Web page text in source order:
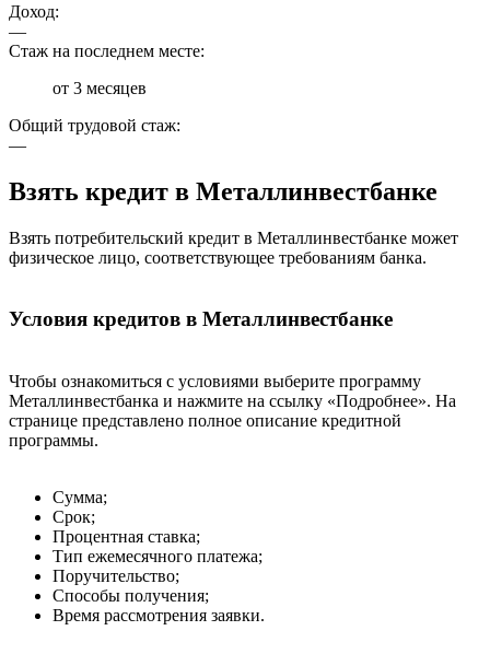
Доход:
—
Стаж на последнем месте:
от 3 месяцев
Общий трудовой стаж:
—
Взять кредит в Металлинвестбанке
Взять потребительский кредит в Металлинвестбанке может
физическое лицо, соответствующее требованиям банка.
Условия кредитов в Металлинвестбанке
Чтобы ознакомиться с условиями выберите программу
Металлинвестбанка и нажмите на ссылку «Подробнее». На
странице представлено полное описание кредитной
программы.
Сумма;
Срок;
Процентная ставка;
Тип ежемесячного платежа;
Поручительство;
Способы получения;
Время рассмотрения заявки.